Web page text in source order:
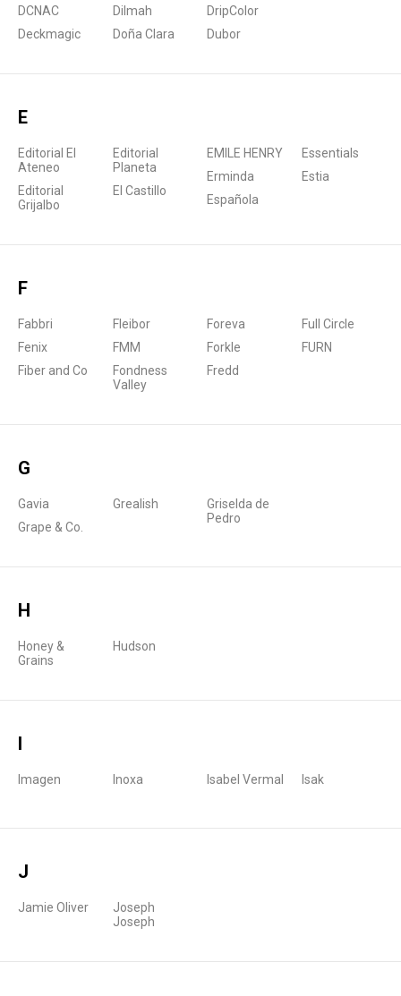
DCNAC
Deckmagic
Dilmah
Doña Clara
DripColor
Dubor
E
Editorial El
Ateneo
Editorial
Grijalbo
Editorial
Planeta
El Castillo
EMILE HENRY
Erminda
Española
Essentials
Estia
F
Fabbri
Fenix
Fiber and Co
Fleibor
FMM
Fondness
Valley
Foreva
Forkle
Fredd
Full Circle
FURN
G
Gavia
Grape & Co.
Grealish
Griselda de
Pedro
H
Honey &
Grains
Hudson
I
Imagen Inoxa Isabel Vermal Isak
J
Jamie Oliver
Joseph
Joseph